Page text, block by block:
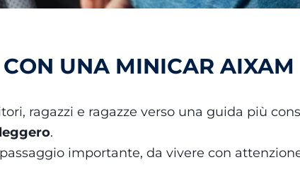
UNA MINICAR AIXAM
ragazzi e ragazze verso una guida più
.
importante, da vivere con